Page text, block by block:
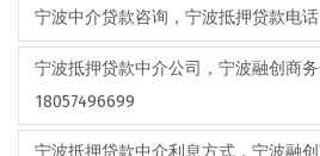
宁波中介贷款咨询，宁波抵押贷款电话
宁波抵押贷款中介公司，宁波融创商
18057496699